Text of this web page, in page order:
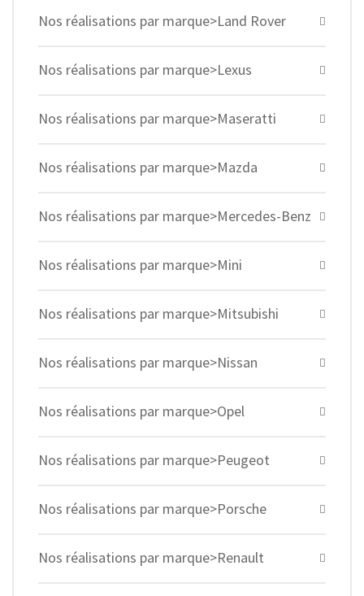
Nos réalisations par marque>Land Rover
Nos réalisations par marque>Lexus
Nos réalisations par marque>Maseratti
Nos réalisations par marque>Mazda
Nos réalisations par marque>Mercedes-Benz
Nos réalisations par marque>Mini
Nos réalisations par marque>Mitsubishi
Nos réalisations par marque>Nissan
Nos réalisations par marque>Opel
Nos réalisations par marque>Peugeot
Nos réalisations par marque>Porsche
Nos réalisations par marque>Renault